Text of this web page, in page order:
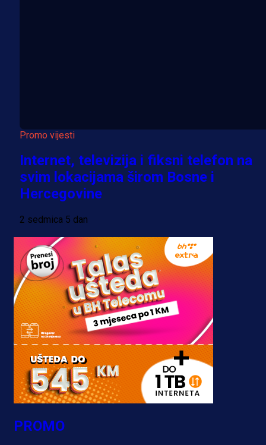
Promo vijesti
Internet, televizija i fiksni telefon na
svim lokacijama širom Bosne i
Hercegovine
2 sedmica 5 dan
PROMO